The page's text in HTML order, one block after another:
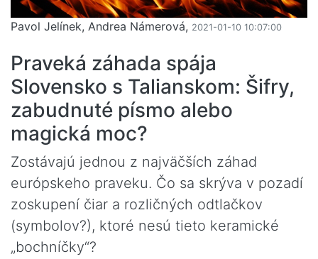
Pavol Jelínek, Andrea Námerová, 2021-01-10 10:07:00
Praveká záhada spája
Slovensko s Talianskom: Šifry,
zabudnuté písmo alebo
magická moc?
Zostávajú jednou z najväčších záhad
európskeho praveku. Čo sa skrýva v pozadí
zoskupení čiar a rozličných odtlačkov
(symbolov?), ktoré nesú tieto keramické
„bochníčky“?